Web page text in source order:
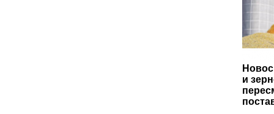
и